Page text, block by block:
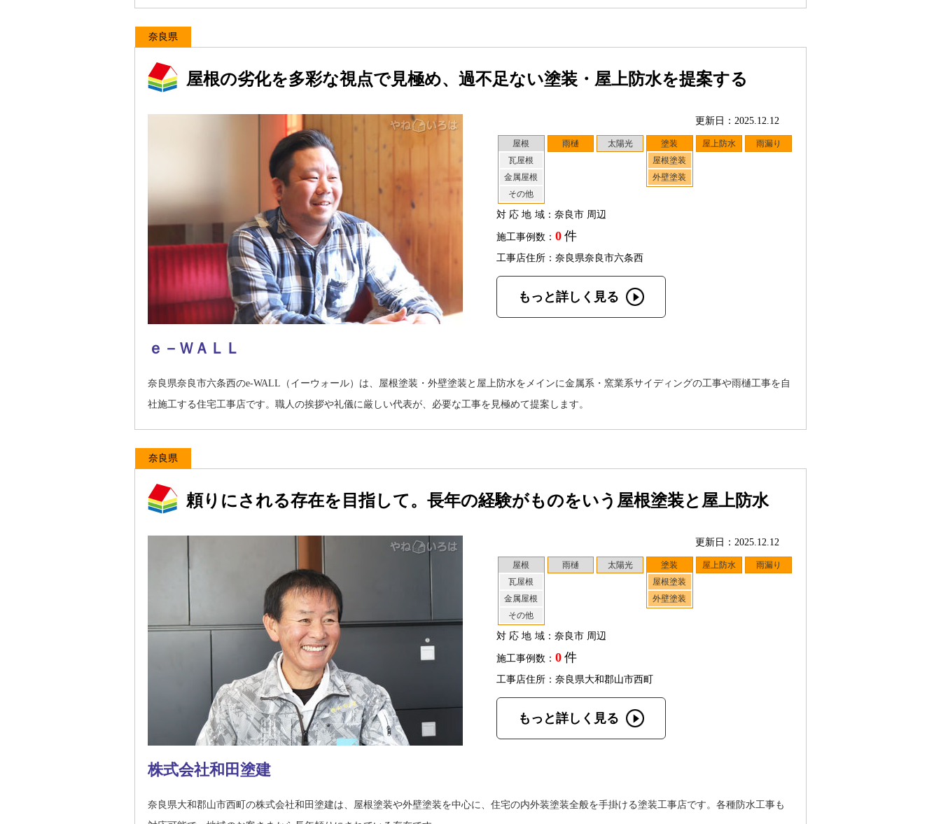
奈良県
屋根の劣化を多彩な視点で見極め、過不足ない塗装・屋上防水を提案する
更新日：2025.12.12
屋根
瓦屋根
金属屋根
その他
雨樋 太陽光
塗装
屋根塗装
外壁塗装
屋上防水 雨漏り
対応地域：奈良市 周辺
施工事例数： 0 件
工事店住所：奈良県奈良市六条西
もっと詳しく見る
ｅ－ＷＡＬＬ
奈良県奈良市六条西のe-WALL（イーウォール）は、屋根塗装・外壁塗装と屋上防水をメインに金属系・窯業系サイディングの工事や雨樋工事を自
社施工する住宅工事店です。職人の挨拶や礼儀に厳しい代表が、必要な工事を見極めて提案します。
奈良県
頼りにされる存在を目指して。長年の経験がものをいう屋根塗装と屋上防水
更新日：2025.12.12
屋根
瓦屋根
金属屋根
その他
雨樋 太陽光
塗装
屋根塗装
外壁塗装
屋上防水 雨漏り
対応地域：奈良市 周辺
施工事例数： 0 件
工事店住所：奈良県大和郡山市西町
もっと詳しく見る
株式会社和田塗建
奈良県大和郡山市西町の株式会社和田塗建は、屋根塗装や外壁塗装を中心に、住宅の内外装塗装全般を手掛ける塗装工事店です。各種防水工事も